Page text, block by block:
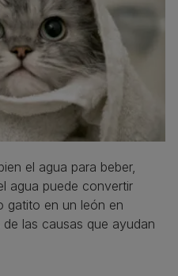
el agua para beber,
agua puede convertir
gatito en un león en
las causas que ayudan